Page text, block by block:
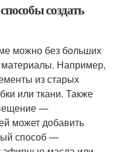
создать
можно без больших
Например,
из старых
или ткани. Также
—
может добавить
способ —